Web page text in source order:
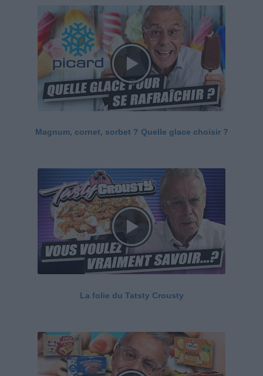
Magnum, cornet, sorbet ? Quelle glace choisir ?
La folie du Tatsty Crousty